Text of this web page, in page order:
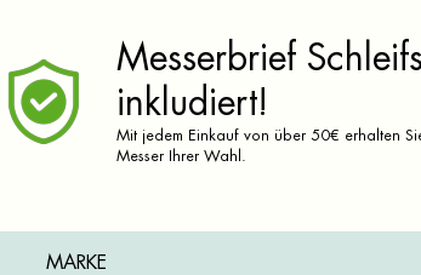
Messerbrief
inkludiert!
Mit jedem Einkauf von über 50€ erhalten
Messer Ihrer Wahl.
MARKE